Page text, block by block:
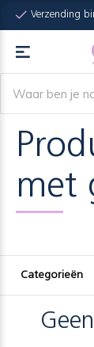
Verzending
met
Categorieën